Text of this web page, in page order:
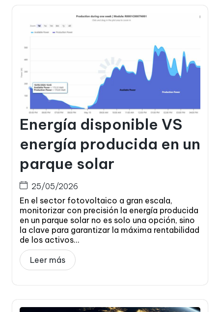
Energía disponible VS
energía producida en un
parque solar
25/05/2026
En el sector fotovoltaico a gran escala,
monitorizar con precisión la energía producida
en un parque solar no es solo una opción, sino
la clave para garantizar la máxima rentabilidad
de los activos...
Leer más